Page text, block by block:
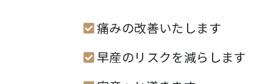
痛みの改善いたします
早産のリスクを減らします